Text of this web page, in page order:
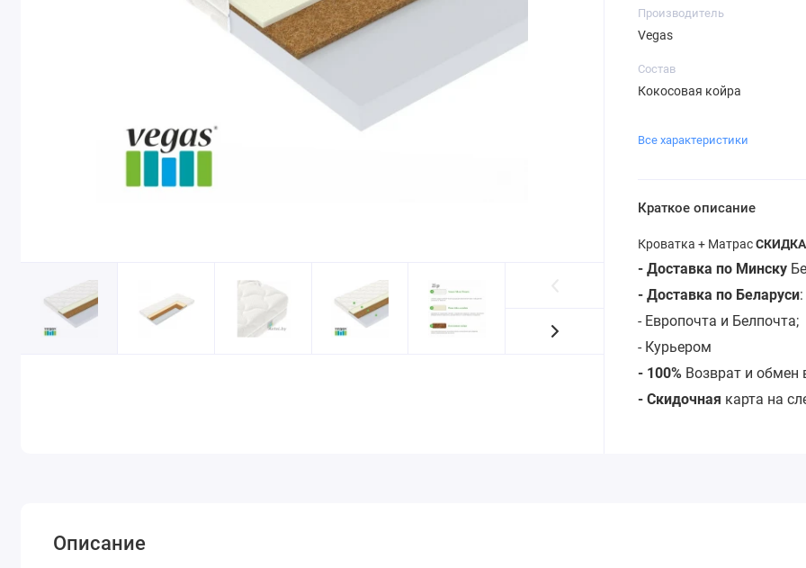
Производитель
Vegas
Состав
Кокосовая койра
Все характеристики
Краткое описание
Кроватка + МатрасСКИДКА
- Доставка по Минску
- Доставка по Беларуси:
- Европочта и Белпочта;
- Курьером
- 100% Возврат и обмен
- Скидочная карта на
Описание